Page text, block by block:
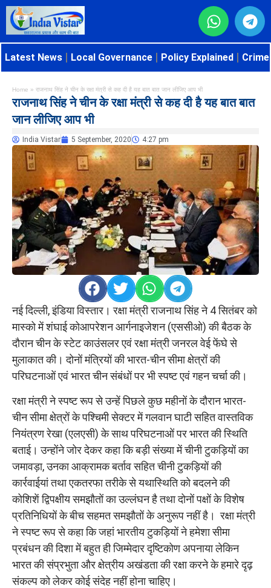
Latest News Local Governance Policy Explained
Home » राजनाथ सिंह ने चीन के रक्षा मंत्री से कह दी है यह बात बात जान लीजिए आप भी
राजनाथ सिंह ने चीन के रक्षा मंत्री से कह दी है यह बात बात
जान लीजिए आप भी
India Vistar 5 September, 2020 4:27 pm
नई दिल्ली, इंडिया विस्तार। रक्षा मंत्री राजनाथ सिंह ने 4 सितंबर को
मास्को में शंघाई कोआपरेशन आर्गनाइजेशन (एससीओ) की बैठक के
दौरान चीन के स्टेट काउंसलर एवं रक्षा मंत्री जनरल वेई फेंघे से
मुलाकात की। दोनों मंत्रियों की भारत-चीन सीमा क्षेत्रों की
परिघटनाओं एवं भारत चीन संबंधों पर भी स्पष्ट एवं गहन चर्चा की।
रक्षा मंत्री ने स्पष्ट रूप से उन्हें पिछले कुछ महीनों के दौरान भारत-
चीन सीमा क्षेत्रों के पश्चिमी सेक्टर में गलवान घाटी सहित वास्तविक
नियंत्रण रेखा (एलएसी) के साथ परिघटनाओं पर भारत की स्थिति
बताई। उन्होंने जोर देकर कहा कि बड़ी संख्या में चीनी टुकड़ियों का
जमावड़ा, उनका आक्रामक बर्ताव सहित चीनी टुकड़ियों की
कार्रवाईयां तथा एकतरफा तरीके से यथास्थिति को बदलने की
कोशिशें द्विपक्षीय समझौतों का उल्लंघन है तथा दोनों पक्षों के विशेष
प्रतिनिधियों के बीच सहमत समझौतों के अनुरूप नहीं है। रक्षा मंत्री
ने स्पष्ट रूप से कहा कि जहां भारतीय टुकड़ियों ने हमेशा सीमा
प्रबंधन की दिशा में बहुत ही जिम्मेदार दृष्टिकोण अपनाया लेकिन
भारत की संप्रभुता और क्षेत्रीय अखंडता की रक्षा करने के हमारे दृढ़
संकल्प को लेकर कोई संदेह नहीं होना चाहिए।